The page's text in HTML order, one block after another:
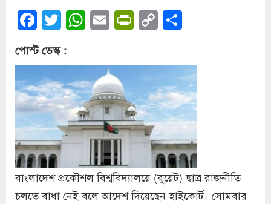
Facebook
Twitter
WhatsApp
EmailPrintFriendly
Copy
Link
পোস্ট ডেস্ক :
বাংলাদেশ প্রকৌশল বিশ্ববিদ্যালয়ে (বুয়েট) ছাত্র রাজনীতি
চলতে বাধা নেই বলে আদেশ দিয়েছেন হাইকোর্ট। সোমবার